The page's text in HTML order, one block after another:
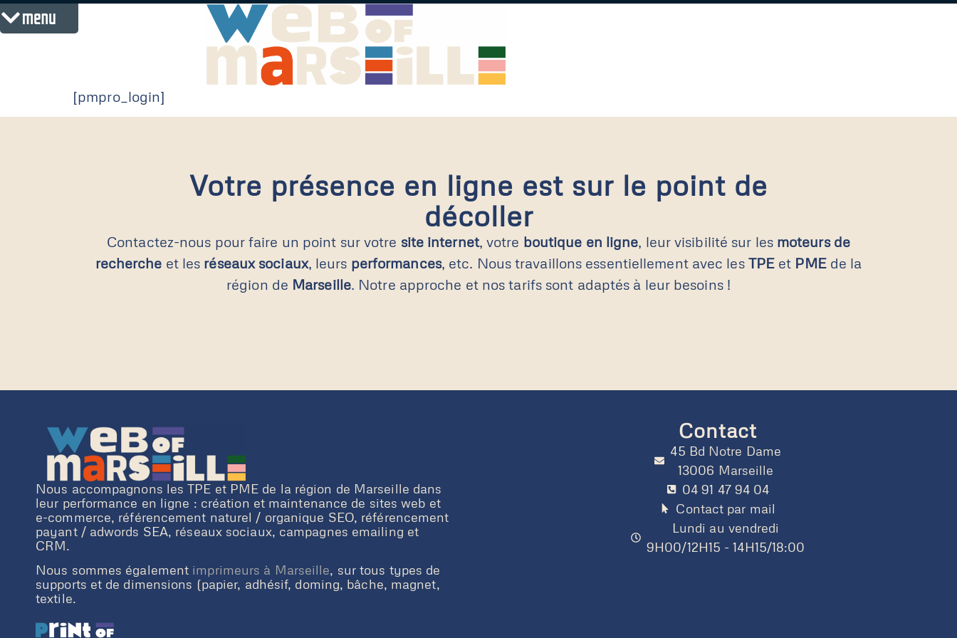
menu
[pmpro_login]
Votre présence en ligne est sur le point de
décoller
Contactez-nous pour faire un point sur votre site internet, votre boutique en ligne, leur visibilité sur les moteurs de
recherche et les réseaux sociaux, leurs performances, etc. Nous travaillons essentiellement avec les TPE et PMEde la
région de Marseille. Notre approche et nos tarifs sont adaptés à leur besoins !
Nous accompagnons les TPE et PME de la région de Marseille dans
leur performance en ligne : création et maintenance de sites web et
e-commerce, référencement naturel / organique SEO, référencement
payant / adwords SEA, réseaux sociaux, campagnes emailing et
CRM.
Nous sommes également imprimeurs à Marseille, sur tous types de
supports et de dimensions (papier, adhésif, doming, bâche, magnet,
textile.
Contact
45 Bd Notre Dame
13006 Marseille
04 91 47 94 04
Contact par mail
Lundi au vendredi
9H00/12H15 - 14H15/18:00